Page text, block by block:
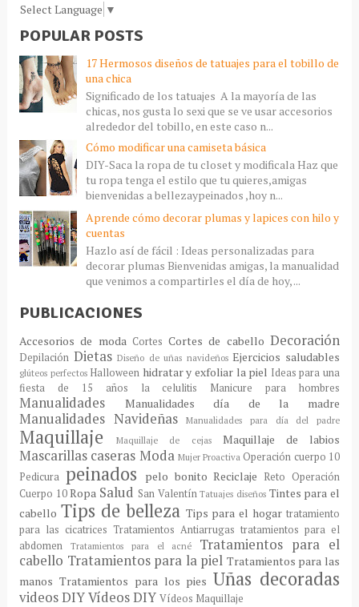
Select Language ▼
POPULAR POSTS
17 Hermosos diseños de tatuajes para el tobillo de
una chica
Significado de los tatuajes A la mayoría de las
chicas, nos gusta lo sexi que se ve usar accesorios
alrededor del tobillo, en este caso n...
Cómo modificar una camiseta básica
DIY-Saca la ropa de tu closet y modificala Haz que
tu ropa tenga el estilo que tu quieres,amigas
bienvenidas a bellezaypeinados ,hoy n...
Aprende cómo decorar plumas y lapices con hilo y
cuentas
Hazlo así de fácil : Ideas personalizadas para
decorar plumas Bienvenidas amigas, la manualidad
que venimos a compartirles el día de hoy, ...
PUBLICACIONES
Accesorios de moda Cortes Cortes de cabello Decoración
Depilación Dietas Diseño de uñas navideños Ejercicios saludables
glúteos perfectos Halloween hidratar y exfoliar la piel Ideas para una
fiesta de 15 años
la celulitis Manicure para hombres
Manualidades Manualidades día de la madre
Manualidades Navideñas Manualidades para día del padre
Maquillaje Maquillaje de cejas Maquillaje de labios
Mascarillas caseras Moda Mujer Proactiva Operación cuerpo 10
Pedicura peinados pelo bonito Reciclaje Reto Operación
Cuerpo 10 Ropa Salud San Valentín Tatuajes diseños Tintes para el
cabello Tips de belleza Tips para el hogar tratamiento
para las cicatrices Tratamientos Antiarrugas tratamientos para el
abdomen
Tratamientos para el acné
Tratamientos para el
cabello Tratamientos para la piel Tratamientos para las
manos Tratamientos para los pies Uñas decoradas
videos DIYVídeos DIY Vídeos Maquillaje